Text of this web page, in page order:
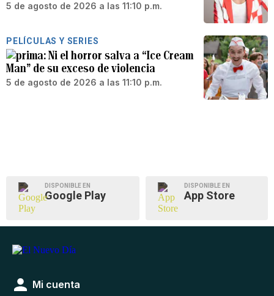
5 de agosto de 2026 a las 11:10 p.m.
PELÍCULAS Y SERIES
Ni el horror salva a “Ice Cream
Man” de su exceso de violencia
5 de agosto de 2026 a las 11:10 p.m.
DISPONIBLE EN
Google Play
DISPONIBLE EN
App Store
Mi cuenta